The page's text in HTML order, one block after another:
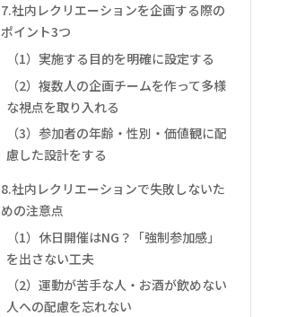
7.社内レクリエーションを企画する際の
ポイント3つ
（1）実施する目的を明確に設定する
（2）複数人の企画チームを作って多様
な視点を取り入れる
（3）参加者の年齢・性別・価値観に配
慮した設計をする
8.社内レクリエーションで失敗しないた
めの注意点
（1）休日開催はNG？「強制参加感」
を出さない工夫
（2）運動が苦手な人・お酒が飲めない
人への配慮を忘れない